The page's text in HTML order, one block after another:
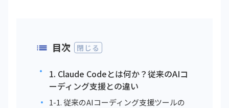
閉じる
目次
1. Claude Codeとは何か？従来のAIコ
ーディング支援との違い
1-1. 従来のAIコーディング支援ツールの